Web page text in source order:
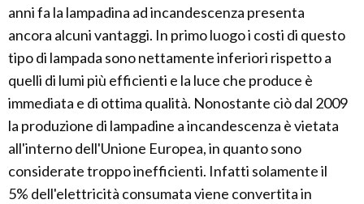
anni fa la lampadina ad incandescenza presenta
ancora alcuni vantaggi. In primo luogo i costi di questo
tipo di lampada sono nettamente inferiori rispetto a
quelli di lumi più efficienti e la luce che produce è
immediata e di ottima qualità. Nonostante ciò dal 2009
la produzione di lampadine a incandescenza è vietata
all'interno dell'Unione Europea, in quanto sono
considerate troppo inefficienti. Infatti solamente il
5% dell'elettricità consumata viene convertita in